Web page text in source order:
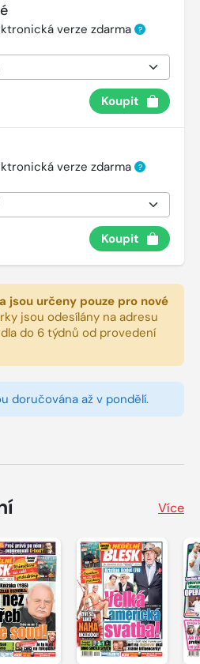
verze zdarma ?
Koupit
verze zdarma ?
Koupit
jsou určeny pouze pro nové
jsou odesílány na adresu
do 6 týdnů od provedení
doručována až v pondělí.
Více